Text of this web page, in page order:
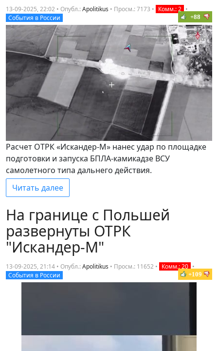
13-09-2025, 22:02 • Опубл.:Apolitikus • Просм.: 7173 • Комм.: 2 •
События в России
+88
Расчет ОТРК «Искандер-М» нанес удар по площадке
подготовки и запуска БПЛА-камикадзе ВСУ
самолетного типа дальнего действия.
Читать далее
На границе с Польшей
развернуты ОТРК
"Искандер-М"
13-09-2025, 21:14 • Опубл.:Apolitikus • Просм.: 11652 • Комм.: 20 •
События в России
+109